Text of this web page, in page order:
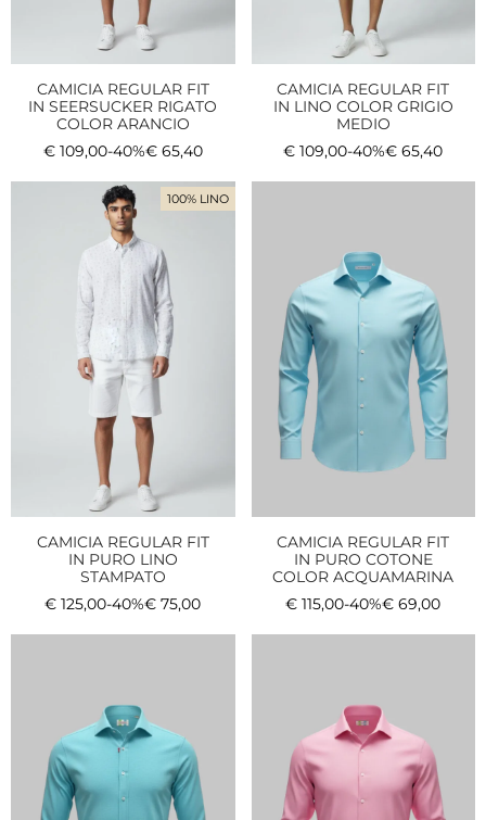
CAMICIA REGULAR FIT
IN SEERSUCKER RIGATO
COLOR ARANCIO
€109,00-40%€65,40
CAMICIA REGULAR FIT
IN LINO COLOR GRIGIO
MEDIO
€ 109,00-40%€ 65,40
100% LINO
CAMICIA REGULAR FIT
IN PURO LINO
STAMPATO
€ 125,00-40%€ 75,00
CAMICIA REGULAR FIT
IN PURO COTONE
COLOR ACQUAMARINA
€ 115,00-40%€ 69,00